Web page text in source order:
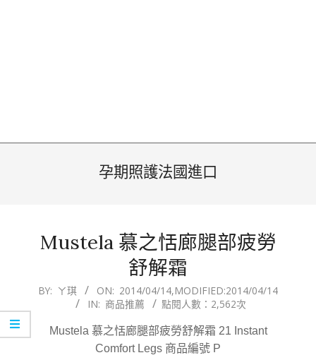
孕期照護法國進口
Mustela 慕之恬廊腿部疲勞
舒解霜
2014-
BY: ㄚ琪 ON: 2014/04/14,MODIFIED:2014/04/14
IN: 商品推薦 點閱人數：2,562次
Mustela 慕之恬廊腿部疲勞舒解霜 21 Instant
Comfort Legs 商品編號 P